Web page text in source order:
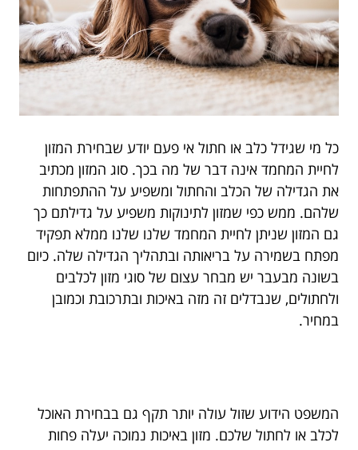
כל מי שגידל כלב או חתול אי פעם יודע שבחירת המזון
לחיית המחמד אינה דבר של מה בכך. סוג המזון מכתיב
את הגדילה של הכלב והחתול ומשפיע על ההתפתחות
שלהם. ממש כפי שמזון לתינוקות משפיע על גדילתם כך
גם המזון שניתן לחיית המחמד שלנו שלנו ממלא תפקיד
מפתח בשמירה על בריאותה ובתהליך הגדילה שלה. כיום
בשונה מבעבר יש מבחר עצום של סוגי מזון לכלבים
ולחתולים, שנבדלים זה מזה באיכות ובתרכובת וכמובן
במחיר.
המשפט הידוע שזול עולה יותר תקף גם בבחירת האוכל
לכלב או לחתול שלכם. מזון באיכות נמוכה יעלה פחות